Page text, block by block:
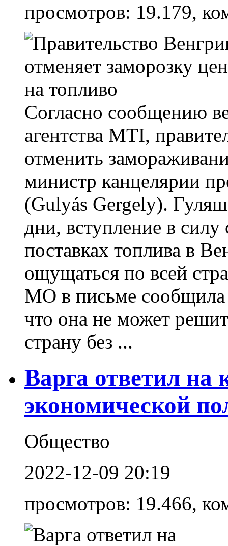
просмотров: 19.179,
Согласно сообщению
агентства MTI,
отменить
министр канцелярии
(Gulyás Gergely).
дни, вступление в
поставках топлива в
ощущаться по всей
MO в письме
что она не может
страну без ...
Варга ответил
экономической
Общество
2022-12-09 20:19
просмотров: 19.466,